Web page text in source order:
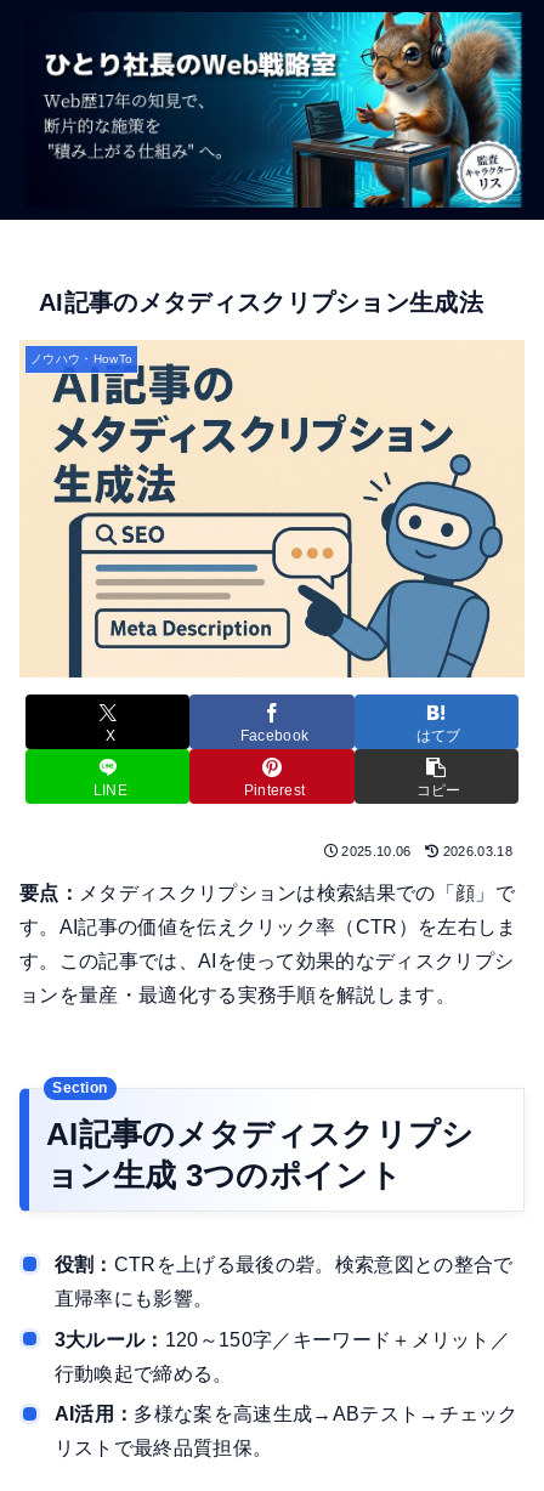
AI記事のメタディスクリプション生成法
ノウハウ・HowTo
X Facebook はてブ
LINE Pinterest コピー
2025.10.06 2026.03.18
要点： メタディスクリプションは検索結果での「顔」で
す。AI記事の価値を伝えクリック率（CTR）を左右しま
す。この記事では、AIを使って効果的なディスクリプシ
ョンを量産・最適化する実務手順を解説します。
AI記事のメタディスクリプシ
ョン生成 3つのポイント
役割： CTRを上げる最後の砦。検索意図との整合で
直帰率にも影響。
3大ルール： 120～150字／キーワード＋メリット／
行動喚起で締める。
AI活用： 多様な案を高速生成→ABテスト→チェック
リストで最終品質担保。